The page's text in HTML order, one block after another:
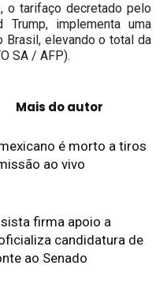
o tarifaço decretado pelo
Trump, implementa uma
Brasil, elevando o total da
SA / AFP).
Mais do autor
é morto a tiros
ao vivo
firma apoio a
candidatura de
ao Senado